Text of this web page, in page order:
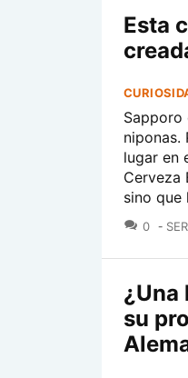
Esta
Sapporo
niponas.
lugar en
Cerveza
sino que
0
¿Una
su